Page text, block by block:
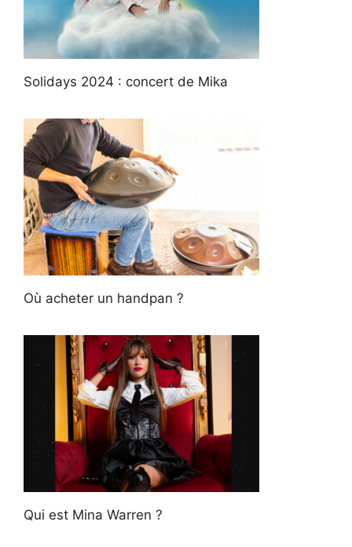
Solidays 2024 : concert de Mika
Où acheter un handpan ?
Qui est Mina Warren ?